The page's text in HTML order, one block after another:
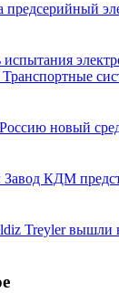
предсерийный
новый
КДМ
Treyler вышли